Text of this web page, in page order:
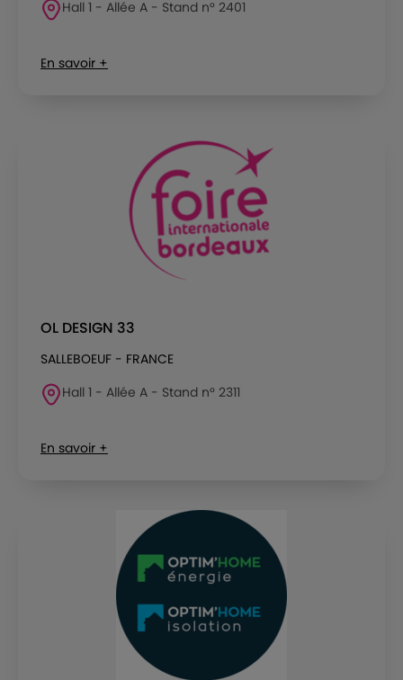
Hall 1 - Allée A - Stand n° 2401
En savoir +
OL DESIGN 33
SALLEBOEUF - FRANCE
Hall 1 - Allée A - Stand n° 2311
En savoir +